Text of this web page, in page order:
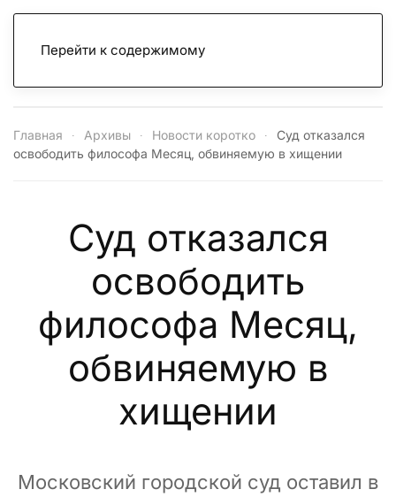
Перейти к содержимому
Главная Архивы Новости коротко
Суд отказался
освободить философа Месяц, обвиняемую в хищении
Суд отказался
освободить
философа Месяц,
обвиняемую в
хищении
Московский городской суд оставил в